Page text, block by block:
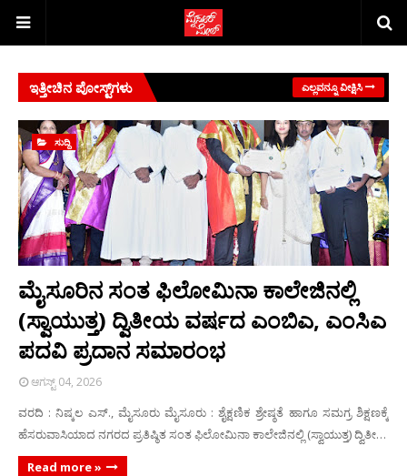
ಇತ್ತೀಚಿನ ಪೋಸ್ಟ್‌ಗಳು ಎಲ್ಲವನ್ನೂ ವೀಕ್ಷಿಸಿ
ಸುದ್ದಿ
ಮೈಸೂರಿನ ಸಂತ ಫಿಲೋಮಿನಾ ಕಾಲೇಜಿನಲ್ಲಿ
(ಸ್ವಾಯುತ್ತ) ದ್ವಿತೀಯ ವರ್ಷದ ಎಂಬಿಎ, ಎಂಸಿಎ
ಪದವಿ ಪ್ರದಾನ ಸಮಾರಂಭ
ಆಗಸ್ಟ್ 04, 2026
ವರದಿ : ನಿಷ್ಕಲ ಎಸ್., ಮೈಸೂರು ಮೈಸೂರು : ಶೈಕ್ಷಣಿಕ ಶ್ರೇಷ್ಠತೆ ಹಾಗೂ ಸಮಗ್ರ ಶಿಕ್ಷಣಕ್ಕೆ
ಹೆಸರುವಾಸಿಯಾದ ನಗರದ ಪ್ರತಿಷ್ಠಿತ ಸಂತ ಫಿಲೋಮಿನಾ ಕಾಲೇಜಿನಲ್ಲಿ (ಸ್ವಾಯುತ್ತ) ದ್ವಿತೀ…
Read more »